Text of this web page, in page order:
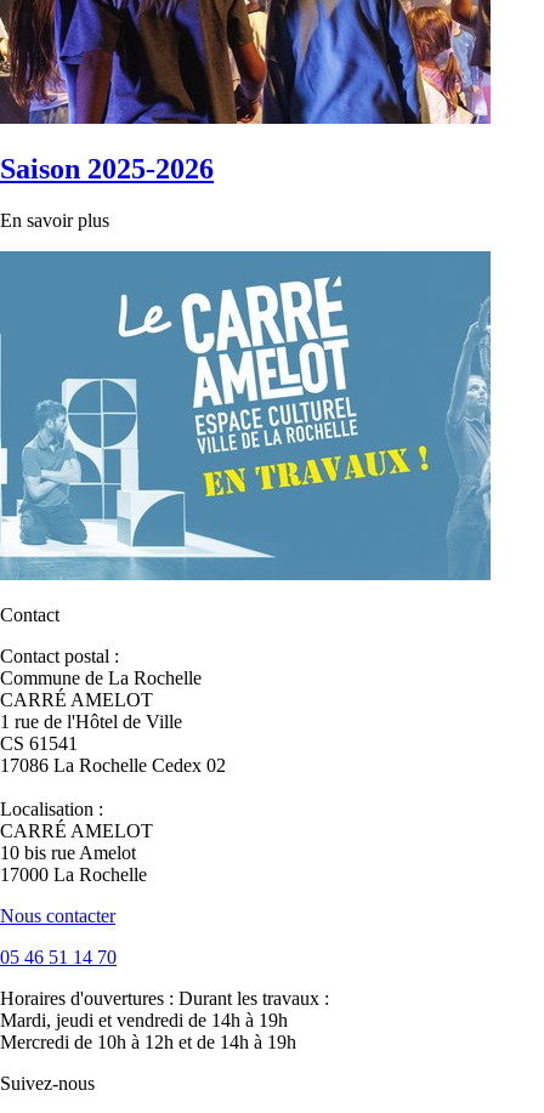
Saison 2025-2026
En savoir plus
Contact
Contact postal :
Commune de La Rochelle
CARRÉ AMELOT
1 rue de l'Hôtel de Ville
CS 61541
17086 La Rochelle Cedex 02
Localisation :
CARRÉ AMELOT
10 bis rue Amelot
17000 La Rochelle
Nous contacter
05 46 51 14 70
Horaires d'ouvertures : Durant les travaux :
Mardi, jeudi et vendredi de 14h à 19h
Mercredi de 10h à 12h et de 14h à 19h
Suivez-nous